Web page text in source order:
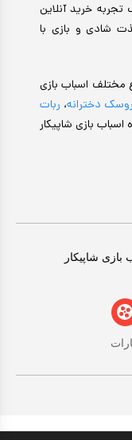
خرید آنلاین
شادی و بازی با
مختلف اسباب بازی
دخترانه، ربات
اسباب بازی شاپیکار
شاپیکار